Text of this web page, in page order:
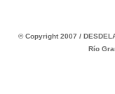
© Copyright 2007 /
Río